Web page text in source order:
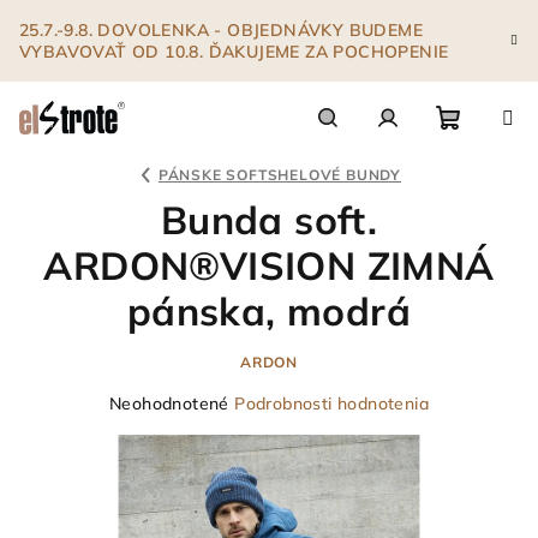
obsah
25.7.-9.8. DOVOLENKA - OBJEDNÁVKY BUDEME
VYBAVOVAŤ OD 10.8. ĎAKUJEME ZA POCHOPENIE
PÁNSKE SOFTSHELOVÉ BUNDY
Bunda soft.
ARDON®VISION ZIMNÁ
pánska, modrá
ARDON
Priemerné
produktu
je
0,0
Neohodnotené Podrobnosti hodnotenia